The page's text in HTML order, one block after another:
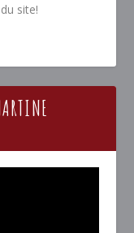
site!